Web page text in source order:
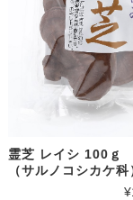
霊芝 レイシ 100ｇ
（サルノコシカケ科